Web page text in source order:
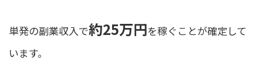
単発の副業収入で約25万円を稼ぐことが確定して
います。